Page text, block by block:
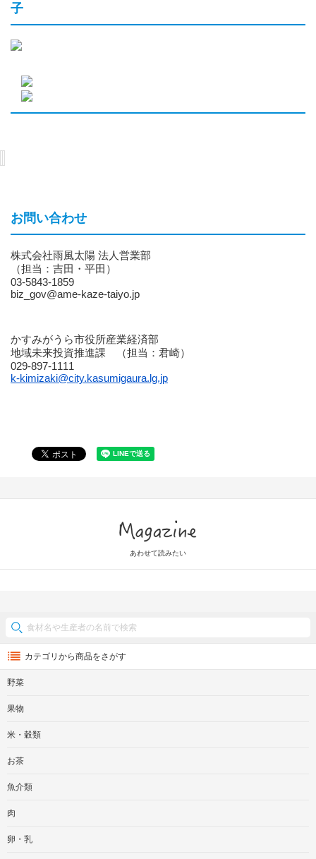
子
お問い合わせ
株式会社雨風太陽 法人営業部
（担当：吉田・平田）
03-5843-1859
biz_gov@ame-kaze-taiyo.jp
かすみがうら市役所産業経済部
地域未来投資推進課 （担当：君崎）
029-897-1111
k-kimizaki@city.kasumigaura.lg.jp
あわせて読みたい
カテゴリから商品をさがす
野菜
果物
米・穀類
お茶
魚介類
肉
卵・乳